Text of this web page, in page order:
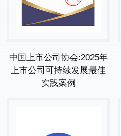
中国上市公司协会:2025年
上市公司可持续发展最佳
实践案例